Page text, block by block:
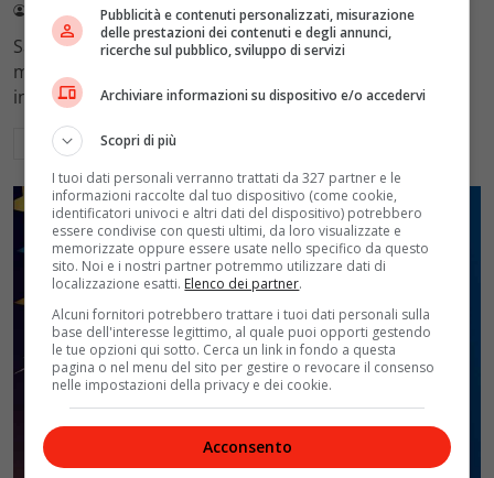
Redazione VelvetMAG 20 Luglio 2024
Sabato 20 luglio 2024 sarà caratterizzato da condizioni
meteo variabili in tutta Italia, con ondate di caldo
intenso al Centro-Sud e temporali sparsi al Nord.
Leggi di più
Lifestyle Primo piano
Pubblicità e contenuti personalizzati, misurazione
delle prestazioni dei contenuti e degli annunci,
ricerche sul pubblico, sviluppo di servizi
Archiviare informazioni su dispositivo e/o accedervi
Scopri di più
I tuoi dati personali verranno trattati da 327 partner e le
informazioni raccolte dal tuo dispositivo (come cookie,
identificatori univoci e altri dati del dispositivo) potrebbero
essere condivise con questi ultimi, da loro visualizzate e
memorizzate oppure essere usate nello specifico da questo
sito. Noi e i nostri partner potremmo utilizzare dati di
localizzazione esatti. Elenco dei partner.
Alcuni fornitori potrebbero trattare i tuoi dati personali sulla
base dell'interesse legittimo, al quale puoi opporti gestendo
le tue opzioni qui sotto. Cerca un link in fondo a questa
pagina o nel menu del sito per gestire o revocare il consenso
nelle impostazioni della privacy e dei cookie.
Acconsento